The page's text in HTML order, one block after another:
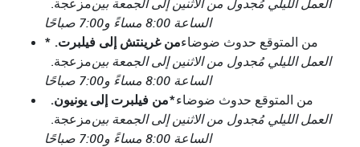
مزعجة.العمل الليلي مُجدول من الاثنين إلى الجمعة بين
الساعة 8:00 مساءً و7:00 صباحًا
من غرينتش إلى فيلبرت. *من المتوقع حدوث ضوضاء
مزعجة.العمل الليلي مُجدول من الاثنين إلى الجمعة بين
الساعة 8:00 مساءً و7:00 صباحًا
من فيلبرت إلى يونيون.*من المتوقع حدوث ضوضاء
مزعجة.العمل الليلي مُجدول من الاثنين إلى الجمعة بين
الساعة 8:00 مساءً و7:00 صباحًا